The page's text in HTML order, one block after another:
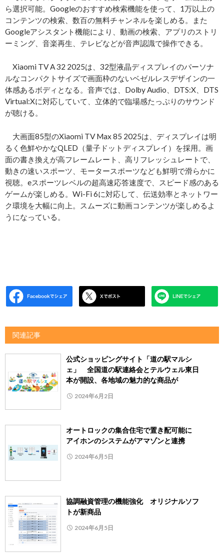
ら選択可能。Googleのおすすめ検索機能を使って、1万以上の
コンテンツの検索、数百の無料チャンネルを楽しめる。また
Googleアシスタント機能により、動画の検索、アプリのストリ
ーミング、音楽再生、テレビなどが音声認識で操作できる。
Xiaomi TV A 32 2025は、32型液晶ディスプレイのパーソナ
ルなコンパクトサイズで画面枠のないベゼルレスデザインの一
体感あるボディとなる。音声では、Dolby Audio、DTS:X、DTS
Virtual:Xに対応していて、立体的で臨場感たっぷりのサウンド
が聴ける。
大画面85型のXiaomi TV Max 85 2025は、ディスプレイは明
るく色鮮やかなQLED（量子ドットディスプレイ）を採用。画
面の書き換えが高フレームレート、高リフレッシュレートで、
動きの速いスポーツ、モータースポーツなども鮮明で滑らかに
視聴。eスポーツレベルの超高速応答速度で、スピード感のある
ゲームが楽しめる。Wi-Fi 6に対応して、伝送効率とネットワー
ク環境を大幅に向上。スムーズに動画コンテンツが楽しめるよ
うになっている。
関連記事
公式ショッピングサイト「道の駅マルシ
ェ」 全国道の駅連絡会とテルウェル東日
本が開設、各地域の魅力的な商品が
2024年6月2日
オートロックの集合住宅で置き配可能に
アイホンのシステムがアマゾンと連携
2024年6月5日
協調融資管理の機能強化 オリジナルソフ
トが新商品
2024年6月5日